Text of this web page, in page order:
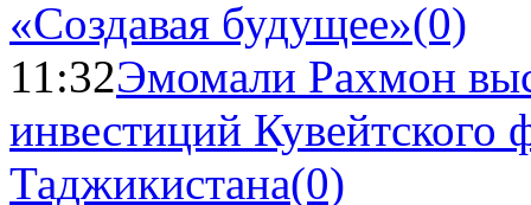
«Создавая будущее»(0)
11:32Эмомали Рахмон
инвестиций Кувейтского
Таджикистана(0)